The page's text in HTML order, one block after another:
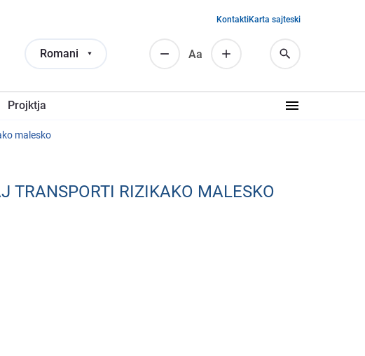
Romani Аа
KontaktiKarta sajteski
Projktja
malesko
TRANSPORTI RIZIKAKO MALESKO